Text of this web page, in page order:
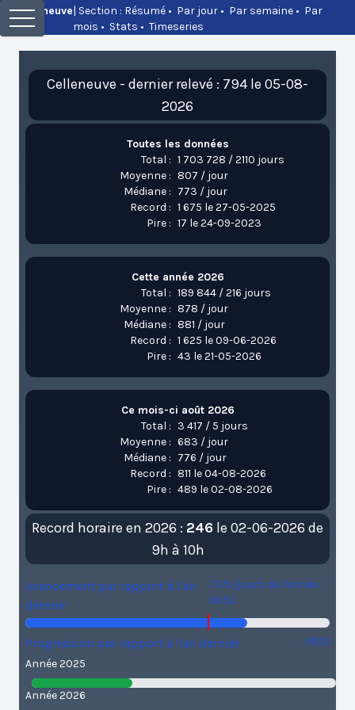
Celleneuve| Section : Résumé • Par jour • Par semaine • Par
mois • Stats • Timeseries
Celleneuve - dernier relevé : 794 le 05-08-
2026
Toutes les données
Total : 1 703 728 / 2110 jours
Moyenne : 807 / jour
Médiane : 773 / jour
Record : 1 675 le 27-05-2025
Pire : 17 le 24-09-2023
Cette année 2026
Total : 189 844 / 216 jours
Moyenne : 878 / jour
Médiane : 881 / jour
Record : 1 625 le 09-06-2026
Pire : 43 le 21-05-2026
Ce mois-ci août 2026
Total : 3 417 / 5 jours
Moyenne : 683 / jour
Médiane : 776 / jour
Record : 811 le 04-08-2026
Pire : 489 le 02-08-2026
Record horaire en 2026 : 246 le 02-06-2026 de
9h à 10h
Avancement par rapport à l'an
dernier
73% (jours de l'année :
60%)
Progression par rapport à l'an dernier
-9102
Année 2025
Année 2026